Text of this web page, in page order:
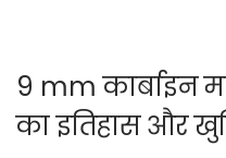
9 mm कार्बाइन
का इतिहास और